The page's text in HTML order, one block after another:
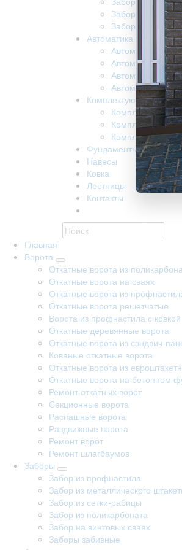
Забор на
Заборы забивные
Автоматика
Автоматика для
Автоматика для
Автоматика
Автоматика R-
Комплектующие
Комплектующие
Комплектующие
Комплектующие
Фундаменты
Навесы
Ковка
Лестницы
Контакты
Главная
Ворота
Откатные ворота из
Откатные ворота на сваях
Откатные ворота из
Откатные ворота решетчатые
Ворота из профнастила с ковкой
Откатные деревянные ворота
Откатные ворота из сэндвич-
Кованые откатные ворота
Откатные ворота из
Откатные ворота на бетонном
Ремонт откатных ворот
Секционные ворота
Распашные ворота
Раздвижные ворота
Ремонт ворот
Ремонт шлагбаумов
Заборы
Забор из профнастила
Забор из металлического
Забор из сетки-рабицы
Забор из поликарбоната
Забор на винтовых сваях
Заборы забивные